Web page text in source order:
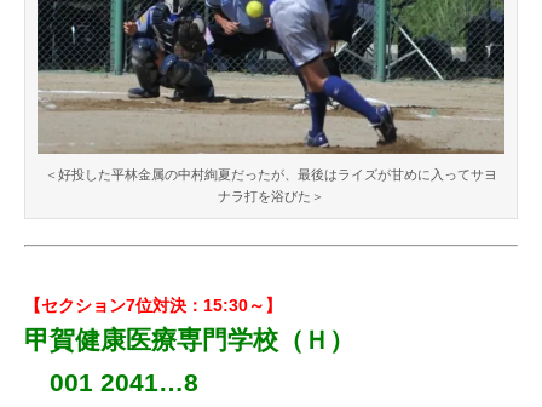
＜好投した平林金属の中村絢夏だったが、最後はライズが甘めに入ってサヨ
ナラ打を浴びた＞
【セクション7位対決：15:30～】
甲賀健康医療専門学校（Ｈ）
001 2041…8